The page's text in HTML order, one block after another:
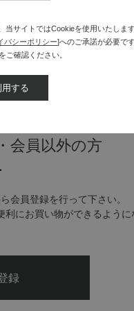
について）」 をご覧ください。
会員以外の方
会員登録を行って下さい。
にお買い物ができるように
サイトではCookieを使用いたします
バシーポリシー]へのご承諾が必要です
ご確認ください。
する